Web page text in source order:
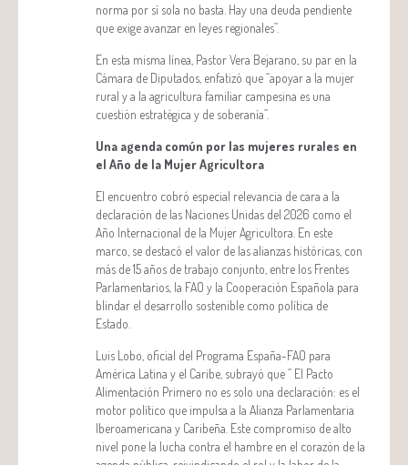
norma por sí sola no basta. Hay una deuda pendiente
que exige avanzar en leyes regionales”.
En esta misma línea, Pastor Vera Bejarano, su par en la
Cámara de Diputados, enfatizó que “apoyar a la mujer
rural y a la agricultura familiar campesina es una
cuestión estratégica y de soberanía”.
Una agenda común por las mujeres rurales en
el Año de la Mujer Agricultora
El encuentro cobró especial relevancia de cara a la
declaración de las Naciones Unidas del 2026 como el
Año Internacional de la Mujer Agricultora. En este
marco, se destacó el valor de las alianzas históricas, con
más de 15 años de trabajo conjunto, entre los Frentes
Parlamentarios, la FAO y la Cooperación Española para
blindar el desarrollo sostenible como política de
Estado.
Luis Lobo, oficial del Programa España-FAO para
América Latina y el Caribe, subrayó que ” El Pacto
Alimentación Primero no es solo una declaración: es el
motor político que impulsa a la Alianza Parlamentaria
Iberoamericana y Caribeña. Este compromiso de alto
nivel pone la lucha contra el hambre en el corazón de la